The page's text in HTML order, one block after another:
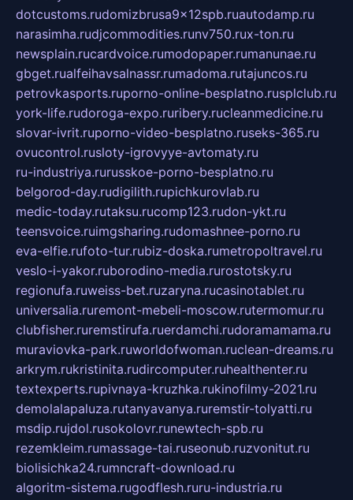
dotcustoms.rudomizbrusa9x12spb.ruautodamp.ru
narasimha.rudjcommodities.runv750.rux-ton.ru
newsplain.rucardvoice.rumodopaper.rumanunae.ru
gbget.rualfeihavsalnassr.rumadoma.rutajuncos.ru
petrovkasports.ruporno-online-besplatno.rusplclub.ru
york-life.rudoroga-expo.ruribery.rucleanmedicine.ru
slovar-ivrit.ruporno-video-besplatno.ruseks-365.ru
ovucontrol.rusloty-igrovyye-avtomaty.ru
ru-industriya.rurusskoe-porno-besplatno.ru
belgorod-day.rudigilith.rupichkurovlab.ru
medic-today.rutaksu.rucomp123.rudon-ykt.ru
teensvoice.ruimgsharing.rudomashnee-porno.ru
eva-elfie.rufoto-tur.rubiz-doska.rumetropoltravel.ru
veslo-i-yakor.ruborodino-media.rurostotsky.ru
regionufa.ruweiss-bet.ruzaryna.rucasinotablet.ru
universalia.ruremont-mebeli-moscow.rutermomur.ru
clubfisher.ruremstirufa.ruerdamchi.rudoramamama.ru
muraviovka-park.ruworldofwoman.ruclean-dreams.ru
arkrym.rukristinita.rudircomputer.ruhealthenter.ru
textexperts.rupivnaya-kruzhka.rukinofilmy-2021.ru
demolalapaluza.rutanyavanya.ruremstir-tolyatti.ru
msdip.rujdol.rusokolovr.runewtech-spb.ru
rezemkleim.rumassage-tai.ruseonub.ruzvonitut.ru
biolisichka24.rumncraft-download.ru
algoritm-sistema.rugodflesh.ruru-industria.ru